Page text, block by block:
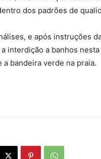
dos padrões de
e após instruções
interdição a banhos
bandeira verde na praia.​